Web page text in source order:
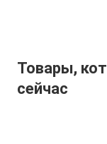
Товары,
сейчас